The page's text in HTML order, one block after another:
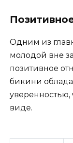
Одним из
молодой вне
позитивное
бикини
уверенностью,
виде.